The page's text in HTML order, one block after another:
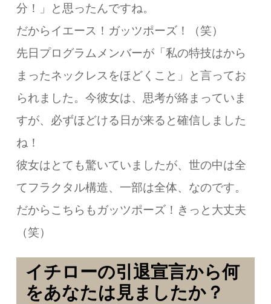
分！」
と思ったんですね。
だからイエース！ガッツポーズ！（笑）
先日プログラムメンバーが 「私の特技はから
まったネックレスをほどくこと」と言ってお
られました。今彼女は、思考が絡まっていま
すが、 必ずほどける日が来ると確信しました
ね！
彼女はとても驚いていましたが、世の中は全
てフラクタル構造、一部は全体、なのです。
だからこちらもガッツポーズ！きっと大丈夫
（笑）
イチローの引退宣言から何
をあなたは見ましたか？